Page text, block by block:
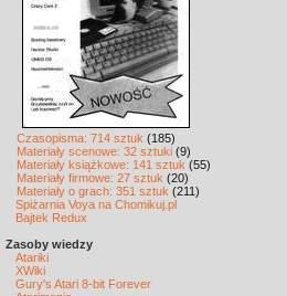
Czasopisma: 714 sztuk (185)
Materiały scenowe: 32 sztuki (9)
Materiały książkowe: 141 sztuk (55)
Materiały firmowe: 27 sztuk (20)
Materiały o grach: 351 sztuk (211)
Spiżarnia Voya na Chomikuj.pl
Bajtek Redux
Zasoby wiedzy
Atariki
XWiki
Gury's Atari 8-bit Forever